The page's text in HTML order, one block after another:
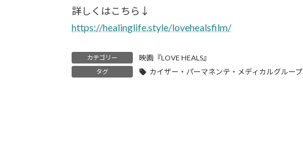
詳しくはこちら↓
https://healinglife.style/lovehealsfilm/
カテゴリー 映画『LOVE HEALS』
タグ カイザー・パーマネンテ・メディカルグループ